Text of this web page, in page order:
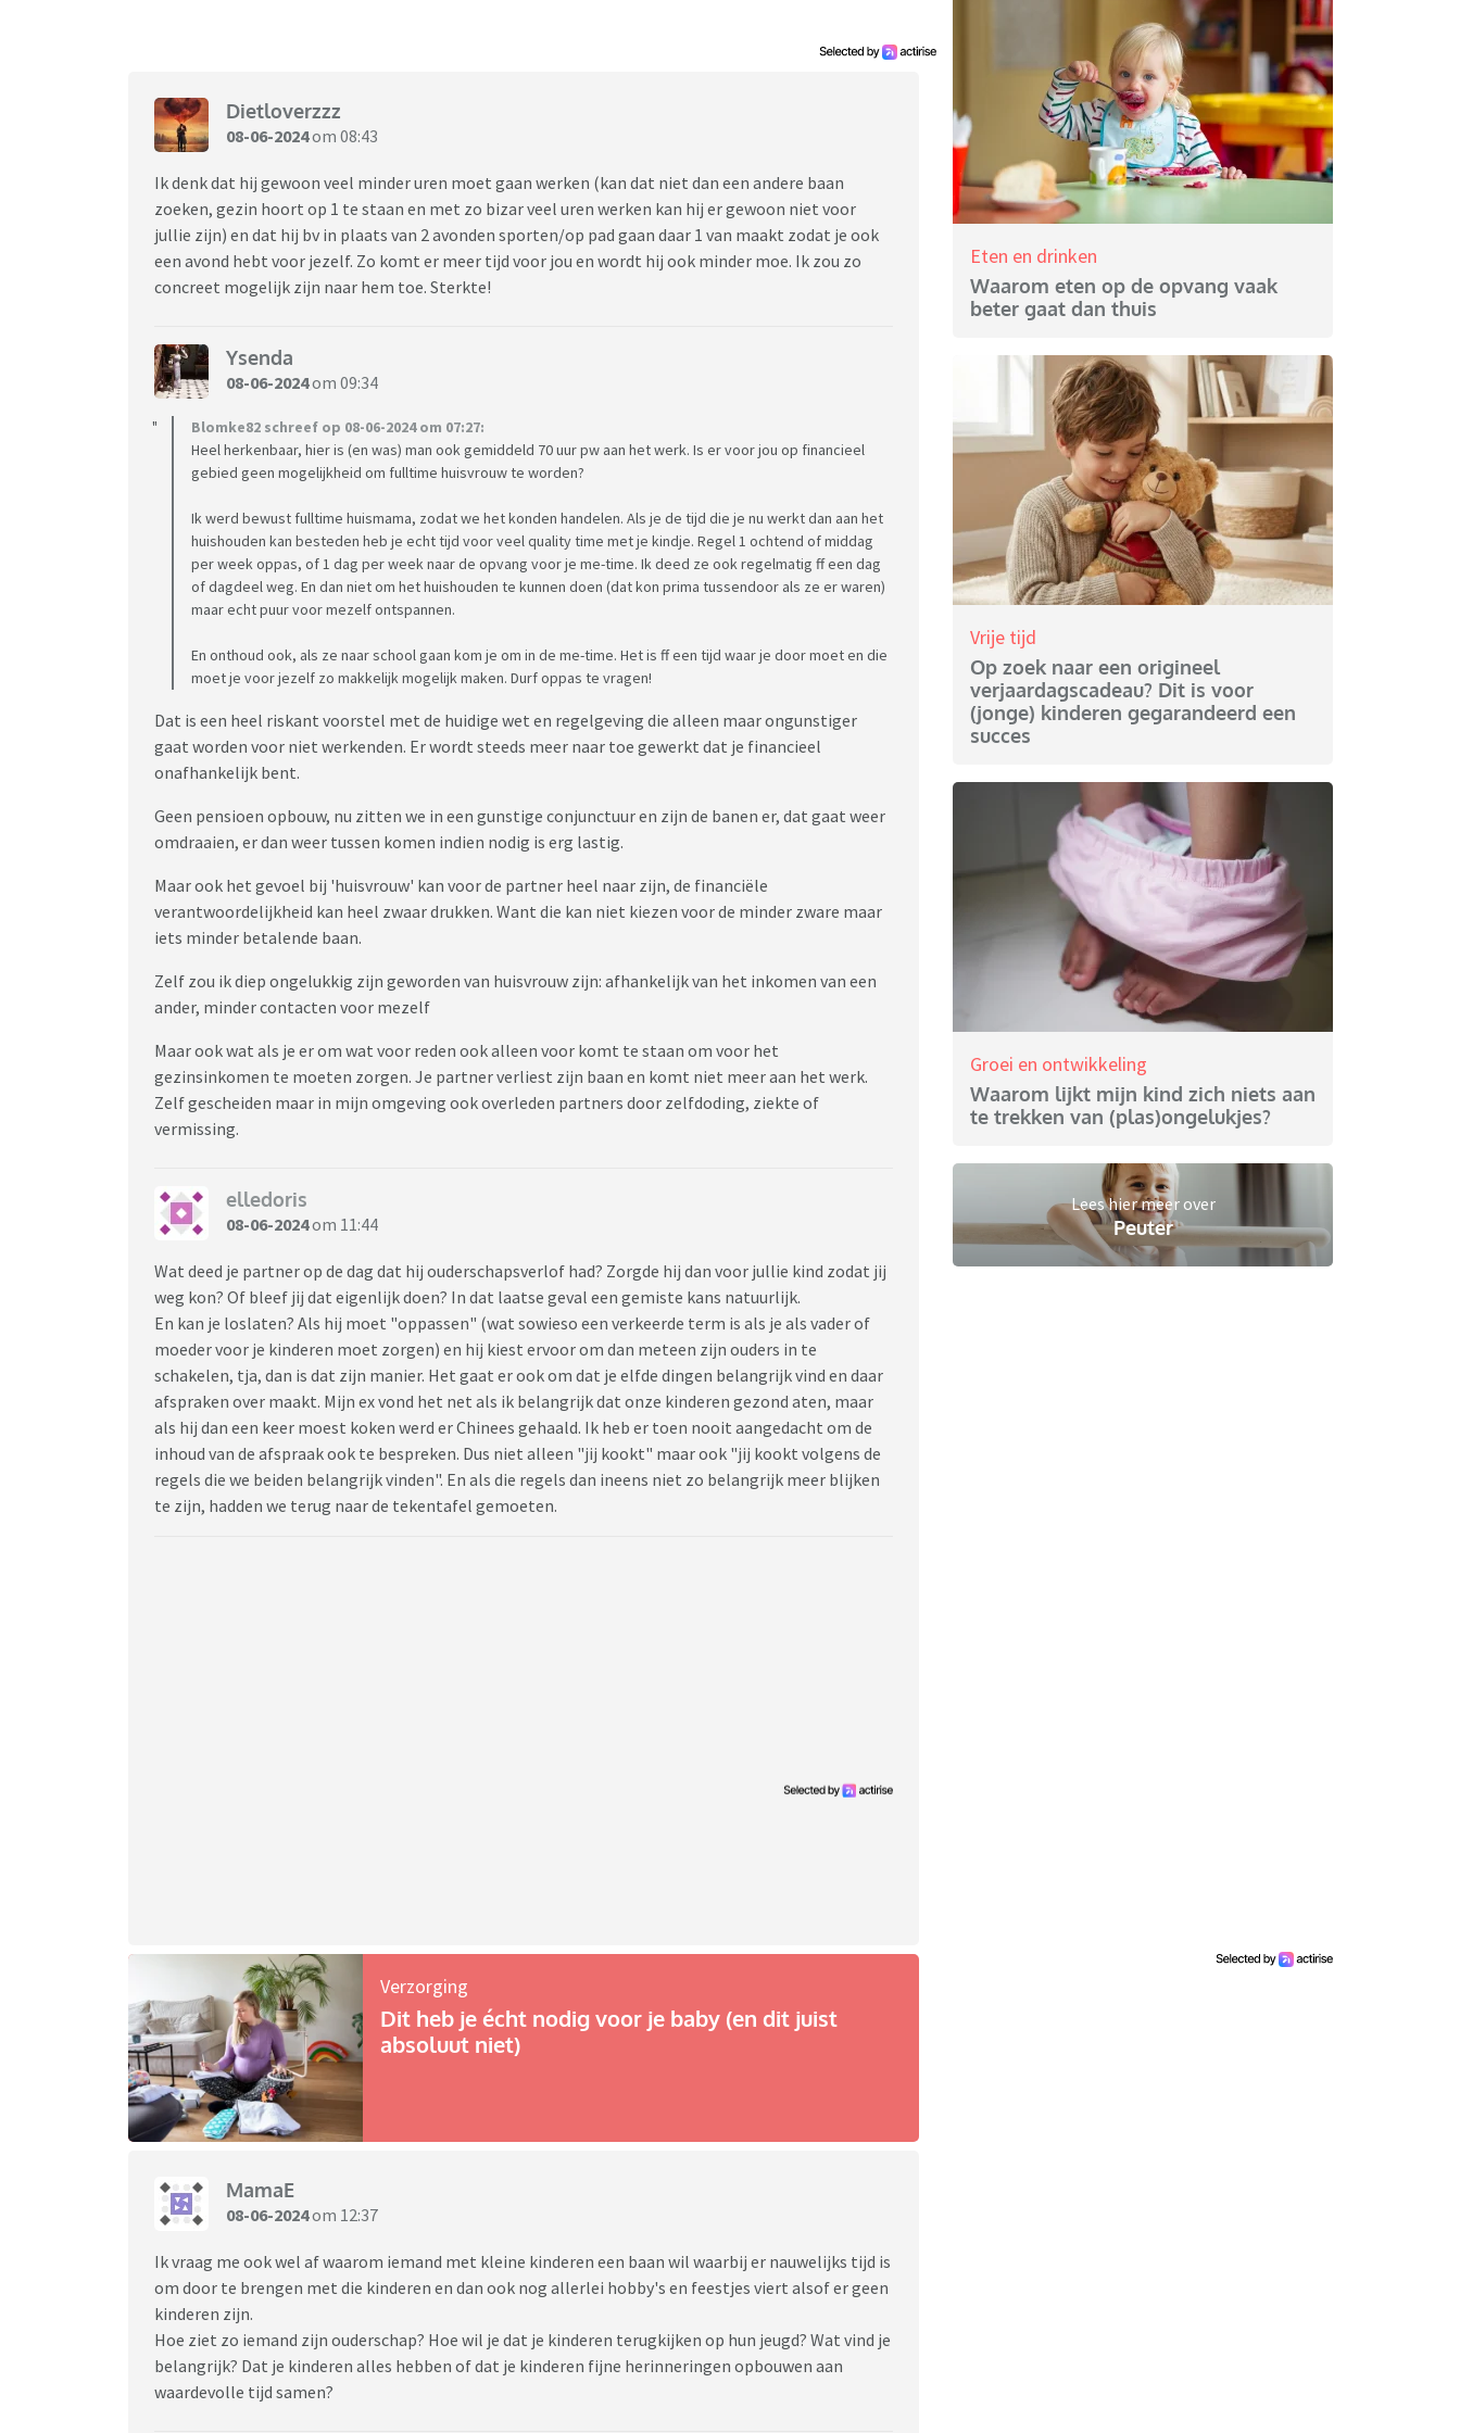
Dietloverzzz
08-06-2024om 08:43
Ik denk dat hij gewoon veel minder uren moet gaan werken (kan dat niet dan een andere baan
zoeken, gezin hoort op 1 te staan en met zo bizar veel uren werken kan hij er gewoon niet voor
jullie zijn) en dat hij bv in plaats van 2 avonden sporten/op pad gaan daar 1 van maakt zodat je ook
een avond hebt voor jezelf. Zo komt er meer tijd voor jou en wordt hij ook minder moe. Ik zou zo
concreet mogelijk zijn naar hem toe. Sterkte!
Ysenda
08-06-2024om 09:34
Blomke82 schreef op 08-06-2024 om 07:27:
Heel herkenbaar, hier is (en was) man ook gemiddeld 70 uur pw aan het werk. Is er voor jou op financieel
gebied geen mogelijkheid om fulltime huisvrouw te worden?
Ik werd bewust fulltime huismama, zodat we het konden handelen. Als je de tijd die je nu werkt dan aan het
huishouden kan besteden heb je echt tijd voor veel quality time met je kindje. Regel 1 ochtend of middag
per week oppas, of 1 dag per week naar de opvang voor je me-time. Ik deed ze ook regelmatig ff een dag
of dagdeel weg. En dan niet om het huishouden te kunnen doen (dat kon prima tussendoor als ze er waren)
maar echt puur voor mezelf ontspannen.
En onthoud ook, als ze naar school gaan kom je om in de me-time. Het is ff een tijd waar je door moet en die
moet je voor jezelf zo makkelijk mogelijk maken. Durf oppas te vragen!
Dat is een heel riskant voorstel met de huidige wet en regelgeving die alleen maar ongunstiger
gaat worden voor niet werkenden. Er wordt steeds meer naar toe gewerkt dat je financieel
onafhankelijk bent.
Geen pensioen opbouw, nu zitten we in een gunstige conjunctuur en zijn de banen er, dat gaat weer
omdraaien, er dan weer tussen komen indien nodig is erg lastig.
Maar ook het gevoel bij 'huisvrouw' kan voor de partner heel naar zijn, de financiële
verantwoordelijkheid kan heel zwaar drukken. Want die kan niet kiezen voor de minder zware maar
iets minder betalende baan.
Zelf zou ik diep ongelukkig zijn geworden van huisvrouw zijn: afhankelijk van het inkomen van een
ander, minder contacten voor mezelf
Maar ook wat als je er om wat voor reden ook alleen voor komt te staan om voor het
gezinsinkomen te moeten zorgen. Je partner verliest zijn baan en komt niet meer aan het werk.
Zelf gescheiden maar in mijn omgeving ook overleden partners door zelfdoding, ziekte of
vermissing.
elledoris
08-06-2024om 11:44
Wat deed je partner op de dag dat hij ouderschapsverlof had? Zorgde hij dan voor jullie kind zodat jij
weg kon? Of bleef jij dat eigenlijk doen? In dat laatse geval een gemiste kans natuurlijk.
En kan je loslaten? Als hij moet "oppassen" (wat sowieso een verkeerde term is als je als vader of
moeder voor je kinderen moet zorgen) en hij kiest ervoor om dan meteen zijn ouders in te
schakelen, tja, dan is dat zijn manier. Het gaat er ook om dat je elfde dingen belangrijk vind en daar
afspraken over maakt. Mijn ex vond het net als ik belangrijk dat onze kinderen gezond aten, maar
als hij dan een keer moest koken werd er Chinees gehaald. Ik heb er toen nooit aangedacht om de
inhoud van de afspraak ook te bespreken. Dus niet alleen "jij kookt" maar ook "jij kookt volgens de
regels die we beiden belangrijk vinden". En als die regels dan ineens niet zo belangrijk meer blijken
te zijn, hadden we terug naar de tekentafel gemoeten.
Verzorging
Dit heb je écht nodig voor je baby (en dit juist
absoluut niet)
MamaE
08-06-2024om 12:37
Ik vraag me ook wel af waarom iemand met kleine kinderen een baan wil waarbij er nauwelijks tijd is
om door te brengen met die kinderen en dan ook nog allerlei hobby's en feestjes viert alsof er geen
kinderen zijn.
Hoe ziet zo iemand zijn ouderschap? Hoe wil je dat je kinderen terugkijken op hun jeugd? Wat vind je
belangrijk? Dat je kinderen alles hebben of dat je kinderen fijne herinneringen opbouwen aan
waardevolle tijd samen?
Eten en drinken
Waarom eten op de opvang vaak
beter gaat dan thuis
Vrije tijd
Op zoek naar een origineel
verjaardagscadeau? Dit is voor
(jonge) kinderen gegarandeerd een
succes
Groei en ontwikkeling
Waarom lijkt mijn kind zich niets aan
te trekken van (plas)ongelukjes?
Lees hier meer over
Peuter